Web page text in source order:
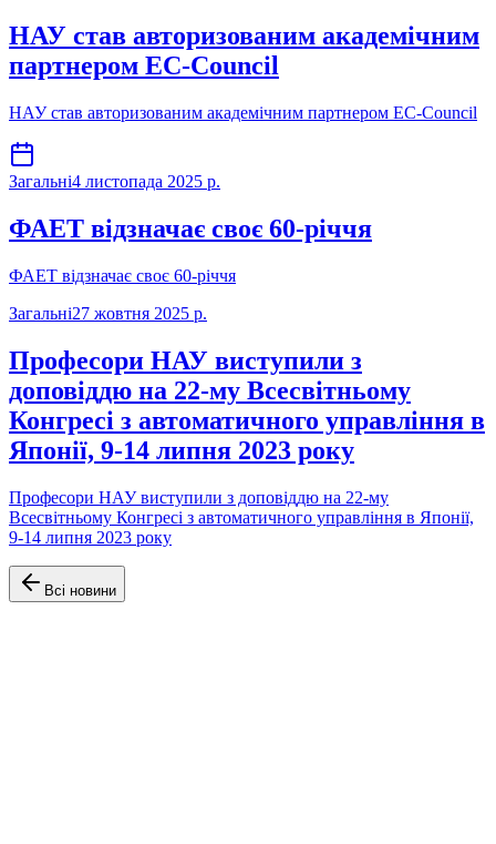
НАУ став авторизованим академічним
партнером EC-Council
НАУ став авторизованим академічним партнером EC-Council
Загальні4 листопада 2025 р.
ФАЕТ відзначає своє 60-річчя
ФАЕТ відзначає своє 60-річчя
Загальні27 жовтня 2025 р.
Професори НАУ виступили з
доповіддю на 22-му Всесвітньому
Конгресі з автоматичного управління в
Японії, 9-14 липня 2023 року
Професори НАУ виступили з доповіддю на 22-му
Всесвітньому Конгресі з автоматичного управління в Японії,
9-14 липня 2023 року
Всі новини